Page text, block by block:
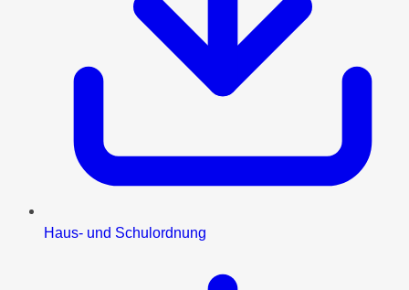
Haus- und Schulordnung